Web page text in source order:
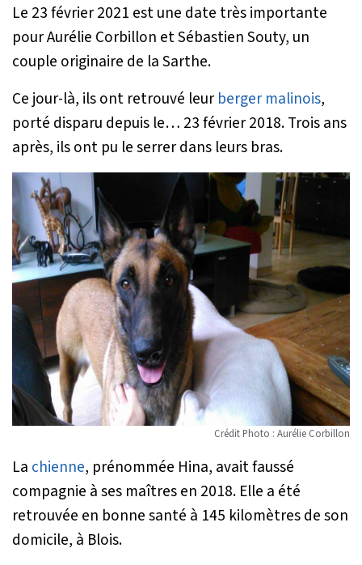
Le 23 février 2021 est une date très importante
pour Aurélie Corbillon et Sébastien Souty, un
couple originaire de la Sarthe.
Ce jour-là, ils ont retrouvé leur berger malinois,
porté disparu depuis le… 23 février 2018. Trois ans
après, ils ont pu le serrer dans leurs bras.
Crédit Photo : Aurélie Corbillon
La chienne, prénommée Hina, avait faussé
compagnie à ses maîtres en 2018. Elle a été
retrouvée en bonne santé à 145 kilomètres de son
domicile, à Blois.